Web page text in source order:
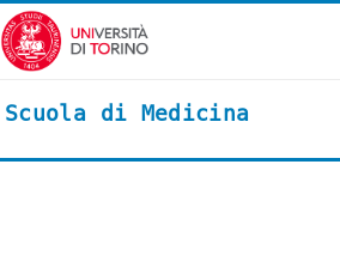
Vai al contenuto principale
Scuola di Medicina